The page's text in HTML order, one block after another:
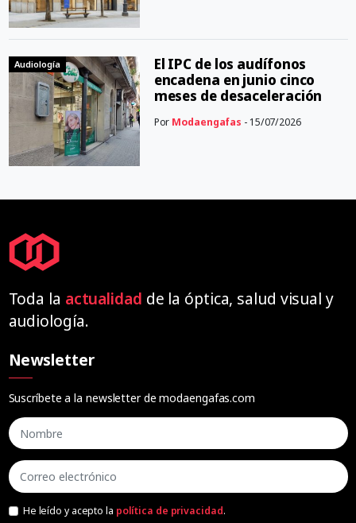
Audiología
El IPC de los audífonos
encadena en junio cinco
meses de desaceleración
Por Modaengafas - 15/07/2026
Toda la actualidad de la óptica, salud visual y
audiología.
Newsletter
Suscríbete a la newsletter de modaengafas.com
He leído y acepto la política de privacidad.